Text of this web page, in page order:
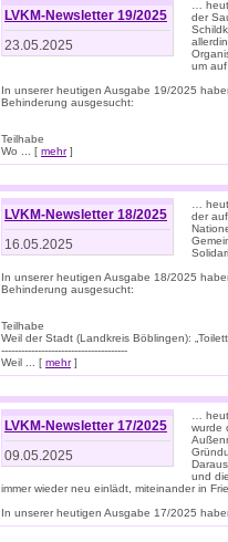
LVKM-Newsletter 19/2025
23.05.2025
…
der
um
In unserer heutigen Ausgabe 19/2025
Behinderung ausgesucht:
Teilhabe
Wo ... [ mehr]
LVKM-Newsletter 18/2025
16.05.2025
…
der
In unserer heutigen Ausgabe 18/2025
Behinderung ausgesucht:
Teilhabe
Weil der Stadt (Landkreis Böblingen):
--------------------------------------
Weil ... [ mehr]
LVKM-Newsletter 17/2025
09.05.2025
…
wurde
und
immer wieder neu einlädt, miteinander in
In unserer heutigen Ausgabe 17/2025